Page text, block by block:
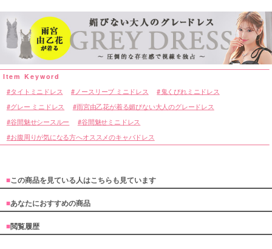
タイトミニドレス ノースリーブ ミニドレス 鬼くびれミニドレス
グレー ミニドレス 雨宮由乙花が着る媚びない大人のグレードレス
谷間魅せシースルー
谷間魅せミニドレス
お腹周りが気になる方へオススメのキャバドレス
■この商品を見ている人はこちらも見ています
■あなたにおすすめの商品
■閲覧履歴